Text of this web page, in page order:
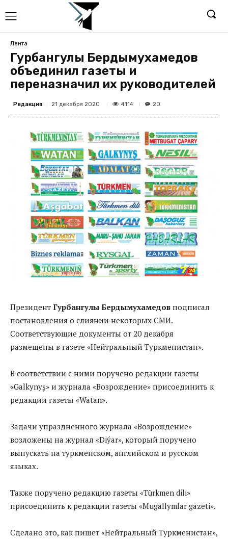
Лента
Гурбангулы Бердымухамедов
объединил газеты и
переназначил их руководителей
Редакция 21 декабря 2020 4114 20
Президент Гурбангулы Бердымухамедов подписал
постановления о слиянии некоторых СМИ.
Соответствующие документы от 20 декабря
размещены в газете «Нейтральный Туркменистан».
В соответствии с ними поручено редакции газеты
«Galkynyş» и журнала «Возрождение» присоединить к
редакции газеты «Watan».
Задачи упраздненного журнала «Возрождение»
возложены на журнал «Diýar», который поручено
выпускать на туркменском, английском и русском
языках.
Также поручено редакцию газеты «Türkmen dili»
присоединить к редакции газеты «Mugallymlar gazeti».
Сделано это, как пишет «Нейтральный Туркменистан»,